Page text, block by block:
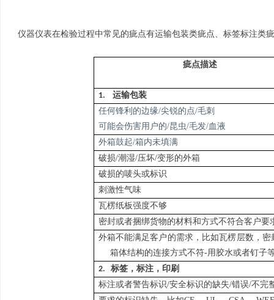
仪器仪表在检验过程中常见的疵点有运输包装类疵点、标签标注类
疵点描述
1.
运输包装
任何锋利的边缘/尖锐的点/毛刺
可能会伤害用户的/昆虫/毛发/血液
外箱鼓起/箱内未填满
破损/潮湿/压坏/变形的外箱
破损的唛头或标识
刺激性气味
瓦楞纸板强度不够
密封或者捆绑货物的材料和方式不符合客户要
外箱不能满足客户的需求，比如瓦楞层数，密
箱体结构的连接方式不符-用胶水或者钉子
2.
标签，标注，印刷
标注或者警告标识/安全标识的缺失/错误/不完